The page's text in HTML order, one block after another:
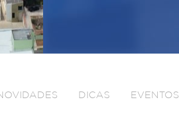
DICAS EVENTOS